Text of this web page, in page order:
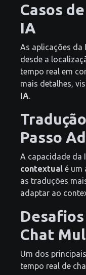
Casos
IA
As aplicações da
desde a
tempo real em
mais detalhes,
IA
Passo
A capacidade da
contextual é um
as traduções
adaptar ao
Chat
Um dos
tempo real de